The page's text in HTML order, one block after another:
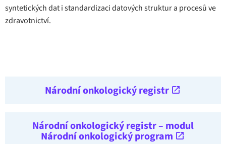
syntetických dat i standardizaci datových struktur a procesů ve
zdravotnictví.
Národní onkologický registr
Národní onkologický registr – modul
Národní onkologický program